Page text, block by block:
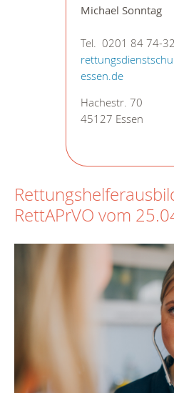
Michael Sonntag
Tel. 0201 84 74-
essen.de
Hachestr. 70
45127 Essen
RettAPrVO vom